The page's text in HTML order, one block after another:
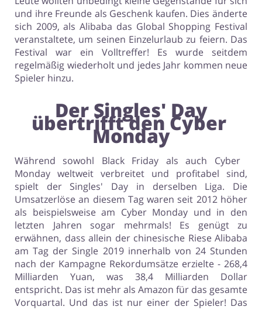
und ihre Freunde als Geschenk kaufen. Dies änderte
sich 2009, als Alibaba das Global Shopping Festival
veranstaltete, um seinen Einzelurlaub zu feiern. Das
Festival war ein Volltreffer! Es wurde seitdem
regelmäßig wiederholt und jedes Jahr kommen neue
Spieler hinzu.
Der Singles' Day
übertrifft den Cyber ​​
Monday
Während sowohl Black Friday als auch Cyber ​​
Monday weltweit verbreitet und profitabel sind,
spielt der Singles' Day in derselben Liga. Die
Umsatzerlöse an diesem Tag waren seit 2012 höher
als beispielsweise am Cyber ​​Monday und in den
letzten Jahren sogar mehrmals! Es genügt zu
erwähnen, dass allein der chinesische Riese Alibaba
am Tag der Single 2019 innerhalb von 24 Stunden
nach der Kampagne Rekordumsätze erzielte - 268,4
Milliarden Yuan, was 38,4 Milliarden Dollar
entspricht. Das ist mehr als Amazon für das gesamte
Vorquartal. Und das ist nur einer der Spieler! Das